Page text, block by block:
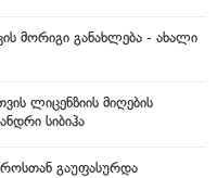
მორიგი განახლება - ახალი
ლიცენზიის მიღების
სიბიჰა
გაუფასურდა